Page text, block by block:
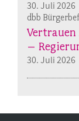
30. Juli 2026
dbb
–
30. Juli 2026